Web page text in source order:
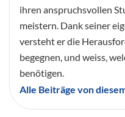
ihren anspruchsvollen
meistern. Dank seiner
versteht er die
begegnen, und weiss,
benötigen.
Alle Beiträge von